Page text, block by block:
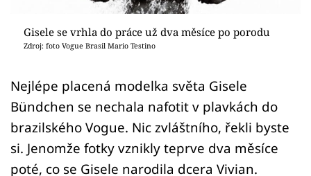
Sledujte prima+
Přihlášení
Sledujte nás
Gisele se vrhla do práce už dva měsíce po porodu
Zdroj: foto Vogue Brasil Mario Testino
Nejlépe placená modelka světa Gisele
Bündchen se nechala nafotit v plavkách do
brazilského Vogue. Nic zvláštního, řekli byste
si. Jenomže fotky vznikly teprve dva měsíce
poté, co se Gisele narodila dcera Vivian.